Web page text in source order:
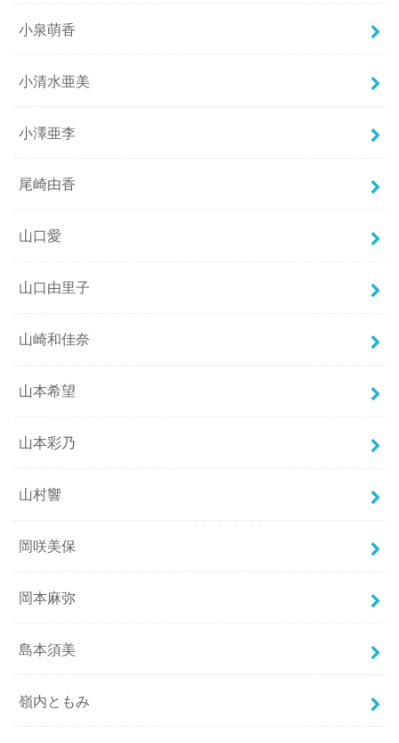
小泉萌香
小清水亜美
小澤亜李
尾崎由香
山口愛
山口由里子
山崎和佳奈
山本希望
山本彩乃
山村響
岡咲美保
岡本麻弥
島本須美
嶺内ともみ